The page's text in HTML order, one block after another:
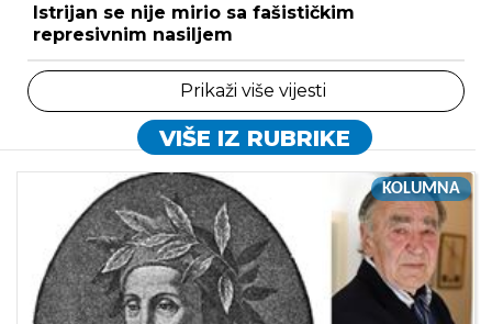
Istrijan se nije mirio sa fašističkim
represivnim nasiljem
Prikaži više vijesti
VIŠE IZ RUBRIKE
KOLUMNA